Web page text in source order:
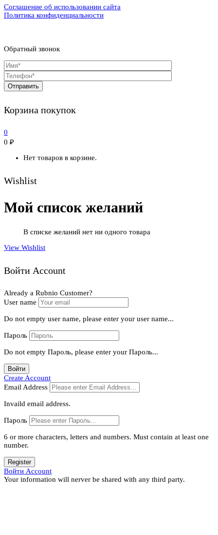
Соглашение об использовании сайта
Политика конфиденциальности
Обратный звонок
Корзина покупок
0
0 ₽
Нет товаров в корзине.
Wishlist
Мой список желаний
В списке желаний нет ни одного товара
View Wishlist
Войти Account
Already a Rubnio Customer?
User name
Do not empty user name, please enter your user name...
Пароль
Do not empty Пароль, please enter your Пароль...
Войти
Create Account
Email Address
Invaild email address.
Пароль
6 or more characters, letters and numbers. Must contain at least one
number.
Register
Войти Account
Your information will nerver be shared with any third party.